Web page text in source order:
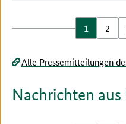
1 2
Alle Pressemitteilungen
Nachrichten